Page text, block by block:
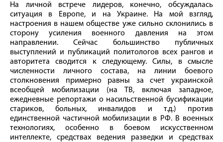
На личной встрече лидеров, конечно, обсуждалась
ситуация в Европе, и на Украине. На мой взгляд,
настроения в нашем обществе уже сильно склонились в
сторону усиления военного давления на этом
направлении. Сейчас большинство публичных
выступлений и публикаций политологов всех рангов и
авторитета сводится к следующему. Силы, в смысле
численности личного состава, на линии боевого
столкновения примерно равны за счет украинской
всеобщей мобилизации (на ТВ, включая западное,
ежедневные репортажи о насильственной бусификации
стариков, больных, инвалидов и т.д.) против
единственной частичной мобилизации в РФ. В военных
технологиях, особенно в боевом искусственном
интеллекте, средствах ведения разведки и средствах